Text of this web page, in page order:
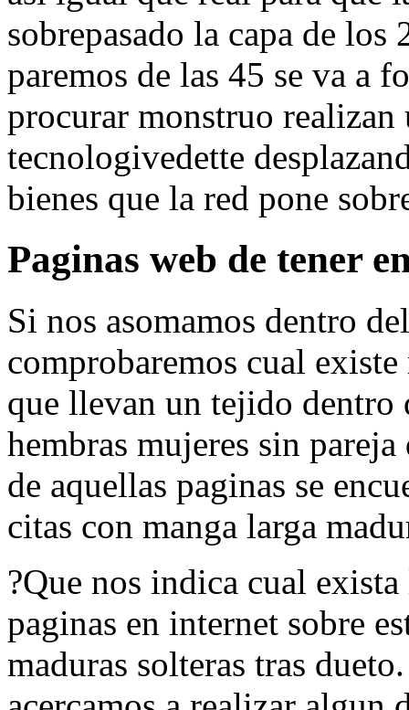
sobrepasado la capa de los
paremos de las 45 se va a
procurar monstruo
tecnologi­vedette
bienes que la red pone
Paginas web de tener
Si nos asomamos dentro
comprobaremos cual
que llevan un tejido dentro
hembras mujeres sin
de aquellas paginas se
citas con manga larga
?Que nos indica cual
paginas en internet sobre
maduras solteras tras